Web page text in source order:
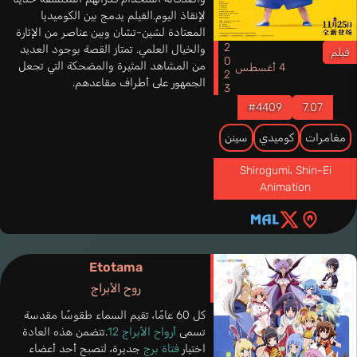
فيلم
4 أغسطس
2023
7.07
#4409
مغامرات كوميدي سينن
Shirogumi، Shin-Ei
Animation
لإنقاذ اليوم.الفيلم يدمج بين الكوميديا
المعتادة لشين-تشان وبين عناصر من الإثارة
والخيال العلمي. تمتاز القصة بوجود العديد
من المشاهد المثيرة والمضحكة التي تجعل
الجمهور على أطراف مقاعدهم.
Etotama
روح الأبراج
كل 60 عامًا، تقيم السماء طقوسًا مقدسة
تسمى أرواح الأبراج 12
.تتضمن هذه العادة
اختيار فتاة برج جديرة، لتصبح أحد أعضاء